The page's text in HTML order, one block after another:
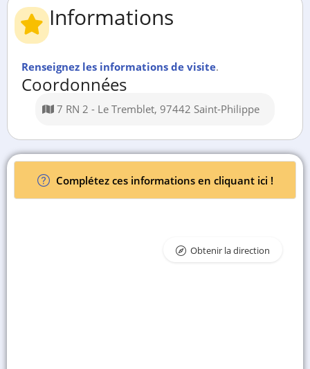
Informations
Renseignez les informations de visite.
Coordonnées
7 RN 2 - Le Tremblet, 97442 Saint-Philippe
Complétez ces informations en cliquant ici !
Obtenir la direction